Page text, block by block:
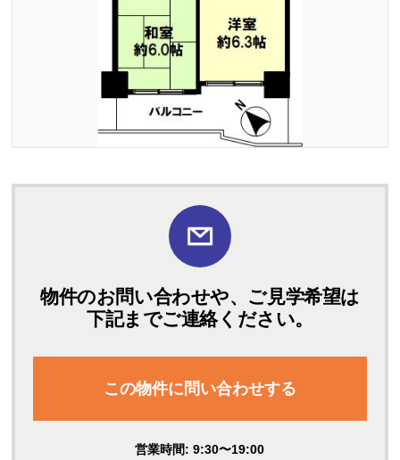
物件のお問い合わせや、ご見学希望は
下記までご連絡ください。
この物件に問い合わせする
営業時間: 9:30〜19:00